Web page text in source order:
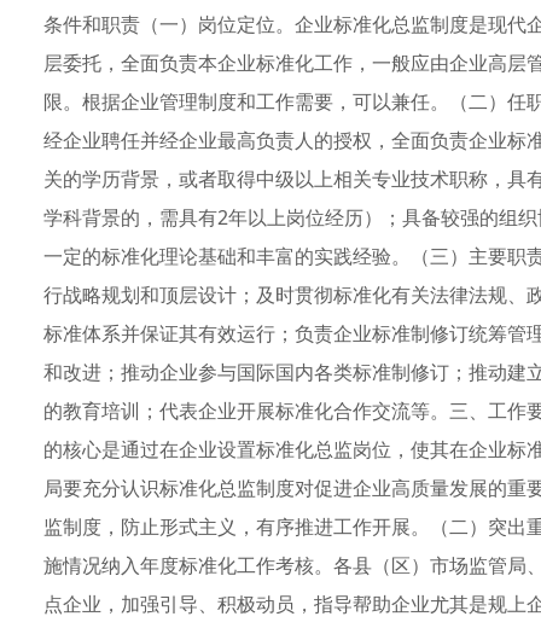
条件和职责（一）岗位定位。企业标准化总监制度是现
层委托，全面负责本企业标准化工作，一般应由企业高
限。根据企业管理制度和工作需要，可以兼任。（二）
经企业聘任并经企业最高负责人的授权，全面负责企业
关的学历背景，或者取得中级以上相关专业技术职称，
学科背景的，需具有2年以上岗位经历）；具备较强的组
一定的标准化理论基础和丰富的实践经验。（三）主要
行战略规划和顶层设计；及时贯彻标准化有关法律法规
标准体系并保证其有效运行；负责企业标准制修订统筹
和改进；推动企业参与国际国内各类标准制修订；推动
的教育培训；代表企业开展标准化合作交流等。三、工
的核心是通过在企业设置标准化总监岗位，使其在企业
局要充分认识标准化总监制度对促进企业高质量发展的
监制度，防止形式主义，有序推进工作开展。（二）突
施情况纳入年度标准化工作考核。各县（区）市场监管
点企业，加强引导、积极动员，指导帮助企业尤其是规